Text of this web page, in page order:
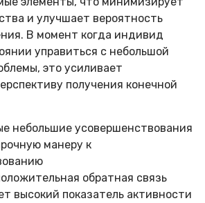
и улучшает вероятность
В момент когда индивид
управиться с небольшой
это усиливает
получения конечной
небольшие усовершенствования
манеру к
обратная связь
высокий показатель активности